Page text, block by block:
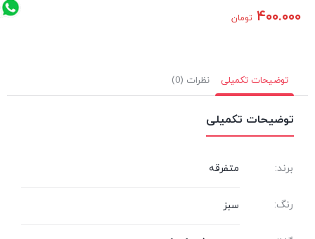
۴۰۰.۰۰۰ تومان
توضیحات تکمیلی نظرات (0)
توضیحات تکمیلی
برند: متفرقه
رنگ: سبز